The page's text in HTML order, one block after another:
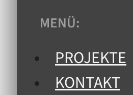
MENÜ:
PROJEKTE
KONTAKT